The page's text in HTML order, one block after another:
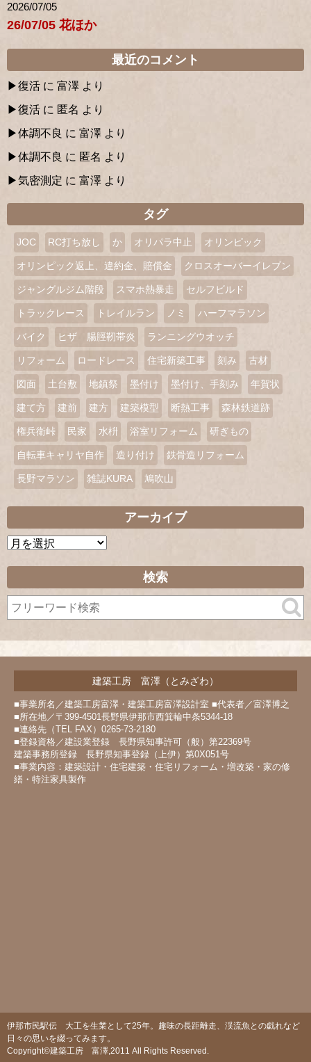
2026/07/05
26/07/05 花ほか
最近のコメント
復活 に 富澤 より
復活 に 匿名 より
体調不良 に 富澤 より
体調不良 に 匿名 より
気密測定 に 富澤 より
タグ
JOC RC打ち放し か オリパラ中止 オリンピック
オリンピック返上、違約金、賠償金 クロスオーバーイレブン
ジャングルジム階段 スマホ熱暴走 セルフビルド
トラックレース トレイルラン ノミ ハーフマラソン
バイク ヒザ 腸脛靭帯炎 ランニングウオッチ
リフォーム ロードレース 住宅新築工事 刻み 古材
図面 土台敷 地鎮祭 墨付け 墨付け、手刻み 年賀状
建て方 建前 建方 建築模型 断熱工事 森林鉄道跡
権兵衛峠 民家 水枡 浴室リフォーム 研ぎもの
自転車キャリヤ自作 造り付け 鉄骨造リフォーム
長野マラソン 雑誌KURA 鳩吹山
アーカイブ
ア
イ
ブ
検索
建築工房 富澤（とみざわ）
■事業所名／建築工房富澤・建築工房富澤設計室 ■代表者／富澤博之
■所在地／〒399-4501長野県伊那市西箕輪中条5344-18
■連絡先（TEL FAX）0265-73-2180
■登録資格／建設業登録 長野県知事許可（般）第22369号
建築事務所登録 長野県知事登録（上伊）第0X051号
■事業内容：建築設計・住宅建築・住宅リフォーム・増改築・家の修
繕・特注家具製作
伊那市民駅伝 大工を生業として25年。趣味の長距離走、渓流魚との戯れなど
日々の思いを綴ってみます。
Copyright©建築工房 富澤,2011 All Rights Reserved.